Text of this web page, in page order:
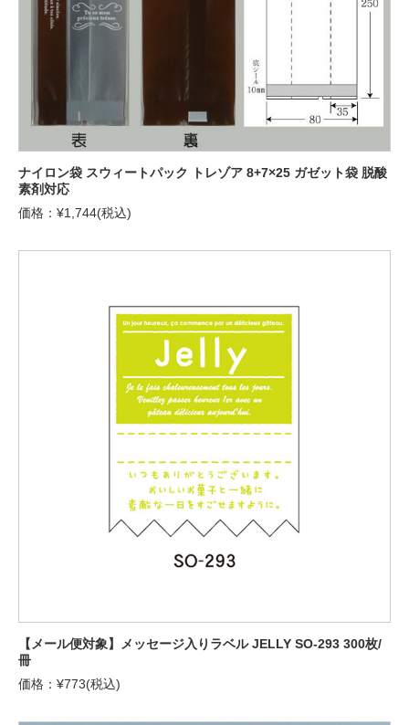
ナイロン袋 スウィートパック トレゾア 8+7×25 ガゼット袋 脱酸
素剤対応
価格：¥1,744(税込)
【メール便対象】メッセージ入りラベル JELLY SO-293 300枚/
冊
価格：¥773(税込)